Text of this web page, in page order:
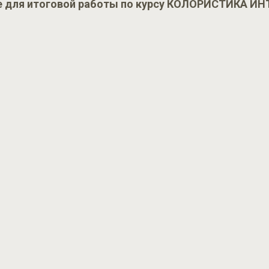
для итоговой работы по курсу КОЛОРИСТИКА